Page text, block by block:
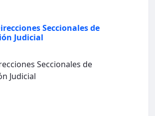
Seccionales de
Judicial
Seccionales de
Judicial